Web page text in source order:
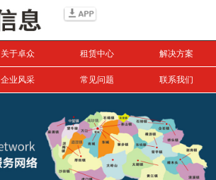
关于卓众 租赁中心 解决方案
企业风采 常见问题 联系我们
搜索